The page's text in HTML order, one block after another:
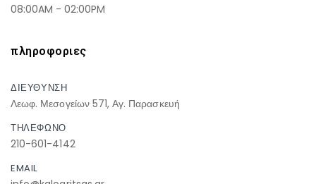
08:00AM - 02:00PM
πληροφοριες
ΔΙΕΥΘΥΝΣΗ
Λεωφ. Μεσογείων 571, Αγ. Παρασκευή
ΤΗΛΕΦΩΝΟ
210-601-4142
EMAIL